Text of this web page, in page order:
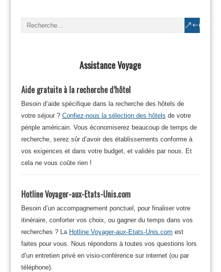
Assistance Voyage
Aide gratuite à la recherche d’hôtel
Besoin d’aide spécifique dans la recherche des hôtels de
votre séjour ? Confiez-nous la sélection des hôtels de votre
périple américain. Vous économiserez beaucoup de temps de
recherche, serez sûr d’avoir des établissements conforme à
vos exigences et dans votre budget, et validés par nous. Et
cela ne vous coûte rien !
Hotline Voyager-aux-Etats-Unis.com
Besoin d’un accompagnement ponctuel, pour finaliser votre
itinéraire, conforter vos choix, ou gagner du temps dans vos
recherches ? La Hotline Voyager-aux-Etats-Unis.com est
faites pour vous. Nous répondons à toutes vos questions lors
d’un entretien privé en visio-conférence sur internet (ou par
téléphone).